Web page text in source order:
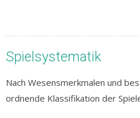
Spielsystematik
Nach Wesensmerkmalen und
ordnende Klassifikation der